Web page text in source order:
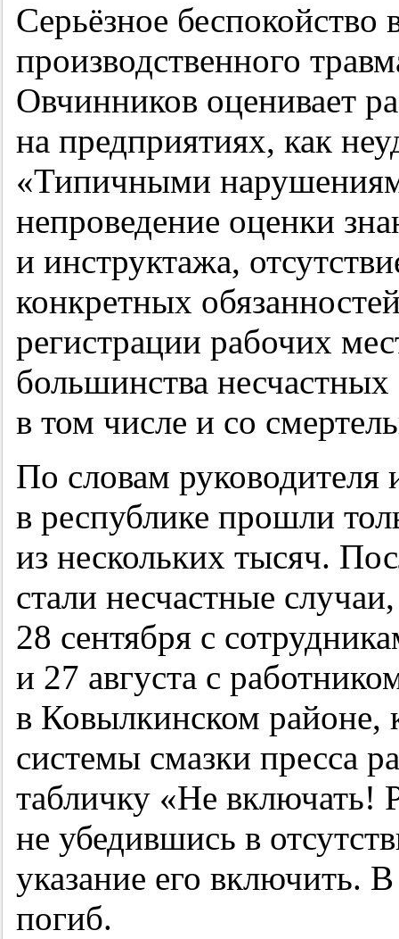
Серьёзное беспокойство
производственного
Овчинников оценивает
на предприятиях, как
«Типичными
непроведение оценки
и инструктажа,
конкретных
регистрации рабочих
большинства несчастных
в том числе и со
По словам руководителя
в республике прошли
из нескольких тысяч.
стали несчастные
28 сентября с
и 27 августа с
в Ковылкинском районе,
системы смазки пресса
табличку «Не
не убедившись в
указание его включить.
погиб.